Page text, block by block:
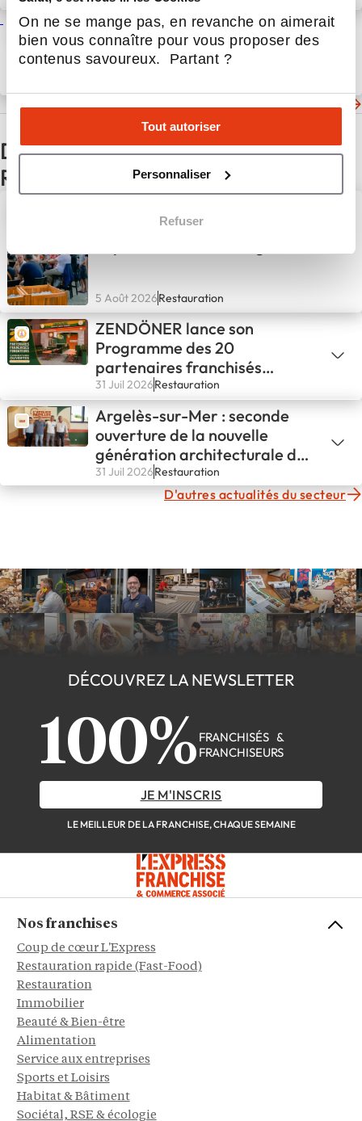
On ne se mange pas, en revanche on aimerait
bien vous connaître pour vous proposer des
contenus savoureux. Partant ?
Tout autoriser
Personnaliser
Refuser
OUVERTURE D’UN COMPTOIR
KING MARCEL DANS LE
FOODCOURT GRENOBLOIS
Les dernières actualités de King Marcel
D'autres actualités du secteur
Restauration
expansion avec une première
5 Août 2026Restauration
ZENDÖNER lance son
Programme des 20
partenaires franchisés
fondateurs
31 Juil 2026Restauration
Argelès-sur-Mer : seconde
ouverture de la nouvelle
génération architecturale de
L'ATELIER PAPILLES !
31 Juil 2026Restauration
D'autres actualités du secteur
DÉCOUVREZ LA NEWSLETTER
100% FRANCHISÉS &
FRANCHISEURS
JE M'INSCRIS
LE MEILLEUR DE LA FRANCHISE, CHAQUE SEMAINE
Nos franchises
Coup de cœur L'Express
Restauration rapide (Fast-Food)
Restauration
Immobilier
Beauté & Bien-être
Alimentation
Service aux entreprises
Sports et Loisirs
Habitat & Bâtiment
Sociétal, RSE & écologie